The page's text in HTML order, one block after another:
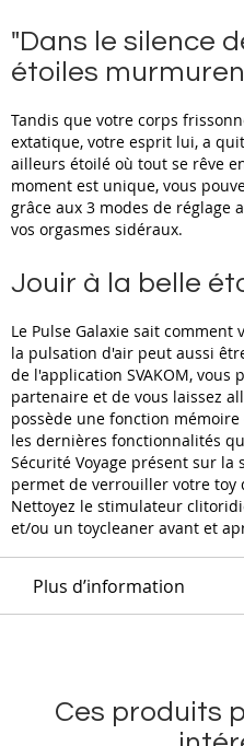
"Dans le silence
étoiles
Tandis que votre corps
extatique, votre esprit lui, a
ailleurs étoilé où tout se rêve
moment est unique, vous
grâce aux 3 modes de réglage
vos orgasmes sidéraux.
Jouir à la belle
Le Pulse Galaxie sait
la pulsation d'air peut aussi
de l'application SVAKOM,
partenaire et de vous laissez
possède une fonction
les dernières fonctionnalités
Sécurité Voyage présent sur la
permet de verrouiller votre toy
Nettoyez le stimulateur
et/ou un toycleaner avant et
Plus d’information
Ces produits